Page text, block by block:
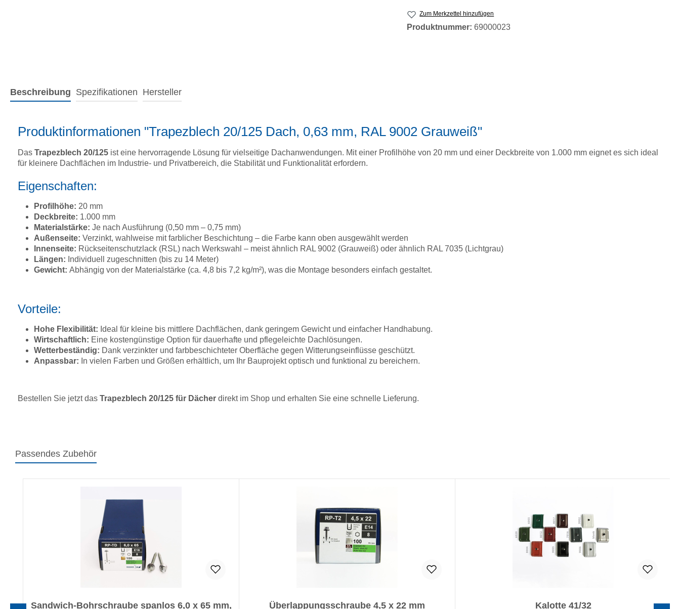
Zum Merkzettel hinzufügen
Produktnummer: 69000023
Beschreibung Spezifikationen Hersteller
Produktinformationen "Trapezblech 20/125 Dach, 0,63 mm, RAL 9002 Grauweiß"
Das Trapezblech 20/125 ist eine hervorragende Lösung für vielseitige Dachanwendungen. Mit einer Profilhöhe von 20 mm und einer Deckbreite von 1.000 mm eignet es sich ideal
für kleinere Dachflächen im Industrie- und Privatbereich, die Stabilität und Funktionalität erfordern.
Eigenschaften:
Profilhöhe: 20 mm
Deckbreite: 1.000 mm
Materialstärke: Je nach Ausführung (0,50 mm – 0,75 mm)
Außenseite: Verzinkt, wahlweise mit farblicher Beschichtung – die Farbe kann oben ausgewählt werden
Innenseite: Rückseitenschutzlack (RSL) nach Werkswahl – meist ähnlich RAL 9002 (Grauweiß) oder ähnlich RAL 7035 (Lichtgrau)
Längen: Individuell zugeschnitten (bis zu 14 Meter)
Gewicht: Abhängig von der Materialstärke (ca. 4,8 bis 7,2 kg/m²), was die Montage besonders einfach gestaltet.
Vorteile:
Hohe Flexibilität: Ideal für kleine bis mittlere Dachflächen, dank geringem Gewicht und einfacher Handhabung.
Wirtschaftlich: Eine kostengünstige Option für dauerhafte und pflegeleichte Dachlösungen.
Wetterbeständig: Dank verzinkter und farbbeschichteter Oberfläche gegen Witterungseinflüsse geschützt.
Anpassbar: In vielen Farben und Größen erhältlich, um Ihr Bauprojekt optisch und funktional zu bereichern.
Bestellen Sie jetzt das Trapezblech 20/125 für Dächer direkt im Shop und erhalten Sie eine schnelle Lieferung.
Passendes Zubehör
Sandwich-Bohrschraube spanlos 6,0 x 65 mm, Überlappungsschraube 4,5 x 22 mm Kalotte 41/32